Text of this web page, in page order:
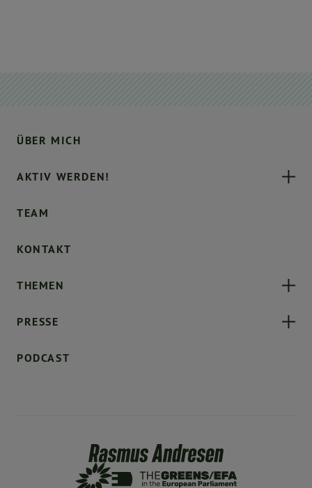
ÜBER MICH
AKTIV WERDEN!
TEAM
KONTAKT
THEMEN
PRESSE
PODCAST